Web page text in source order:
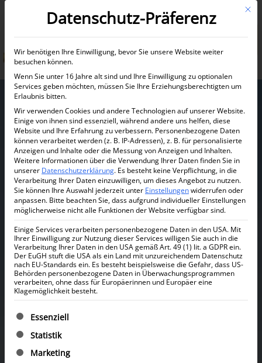
Informationen anfordern
Sobha SeaHeaven
Sobha SeaHaven ist ein herausragendes Projekt
von Sobha Realty, das das urbane Wohnen neu
definiert.
Es besteht aus drei sichelförmigen Türmen mit
jeweils 45 bis 65 Stockwerken und erstreckt sich
über eine Fläche von 9.749 Quadratmetern
(104.948 sq. ft) im Dubai Harbour. Die Anlage bietet
einen Panoramablick auf den Arabischen Golf
sowie auf ikonische Wahrzeichen wie Ain Dubai
und die Palm Jumeirah
Mit
Datenschutz-Präferenz
Wir benötigen Ihre Einwilligung, bevor Sie unsere Website weiter
besuchen können.
Wenn Sie unter 16 Jahre alt sind und Ihre Einwilligung zu optionalen
Services geben möchten, müssen Sie Ihre Erziehungsberechtigten um
Erlaubnis bitten.
Wir verwenden Cookies und andere Technologien auf unserer Website.
Einige von ihnen sind essenziell, während andere uns helfen, diese
Website und Ihre Erfahrung zu verbessern. Personenbezogene Daten
können verarbeitet werden (z. B. IP-Adressen), z. B. für personalisierte
Anzeigen und Inhalte oder die Messung von Anzeigen und Inhalten.
Weitere Informationen über die Verwendung Ihrer Daten finden Sie in
unserer Datenschutzerklärung. Es besteht keine Verpflichtung, in die
Verarbeitung Ihrer Daten einzuwilligen, um dieses Angebot zu nutzen.
Sie können Ihre Auswahl jederzeit unter Einstellungenwiderrufen oder
anpassen. Bitte beachten Sie, dass aufgrund individueller Einstellungen
möglicherweise nicht alle Funktionen der Website verfügbar sind.
Einige Services verarbeiten personenbezogene Daten in den USA. Mit
Ihrer Einwilligung zur Nutzung dieser Services willigen Sie auch in die
Verarbeitung Ihrer Daten in den USA gemäß Art. 49 (1) lit. a GDPR ein.
Der EuGH stuft die USA als ein Land mit unzureichendem Datenschutz
nach EU-Standards ein. Es besteht beispielsweise die Gefahr, dass US-
Behörden personenbezogene Daten in Überwachungsprogrammen
verarbeiten, ohne dass für Europäerinnen und Europäer eine
Klagemöglichkeit besteht.
Es folgt eine Liste der Service-Gruppen, für die eine
Essenziell
Statistik
Marketing